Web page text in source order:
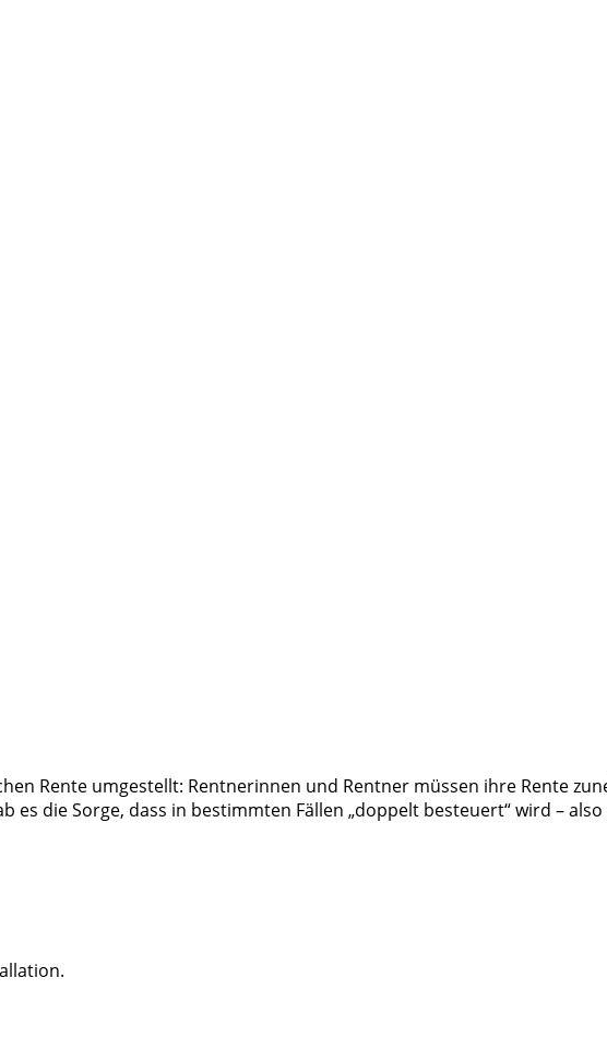
Rente umgestellt: Rentnerinnen und Rentner müssen ihre Rente
es die Sorge, dass in bestimmten Fällen „doppelt besteuert“ wird –